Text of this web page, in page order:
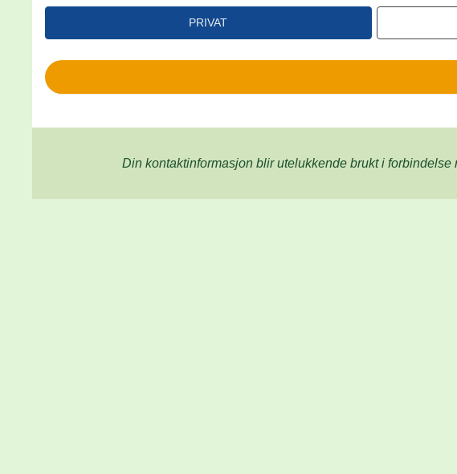
PRIVAT
Din kontaktinformasjon blir utelukkende brukt i